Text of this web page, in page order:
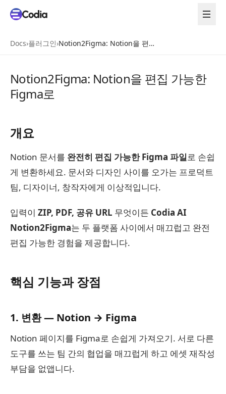
Docs›플러그인› Notion2Figma: Notion을 편집 가능한 Figma로
Notion2Figma: Notion을 편집 가능한
Figma로
개요
Notion 문서를 완전히 편집 가능한 Figma 파일로 손쉽
게 변환하세요. 문서와 디자인 사이를 오가는 프로덕트
팀, 디자이너, 창작자에게 이상적입니다.
입력이 ZIP, PDF, 공유 URL 무엇이든 Codia AI
Notion2Figma는 두 플랫폼 사이에서 매끄럽고 완전
편집 가능한 경험을 제공합니다.
핵심 기능과 장점
1. 변환 — Notion → Figma
Notion 페이지를 Figma로 손쉽게 가져오기. 서로 다른
도구를 쓰는 팀 간의 협업을 매끄럽게 하고 에셋 재작성
부담을 없앱니다.